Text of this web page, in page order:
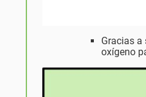
Gracias a
oxígeno